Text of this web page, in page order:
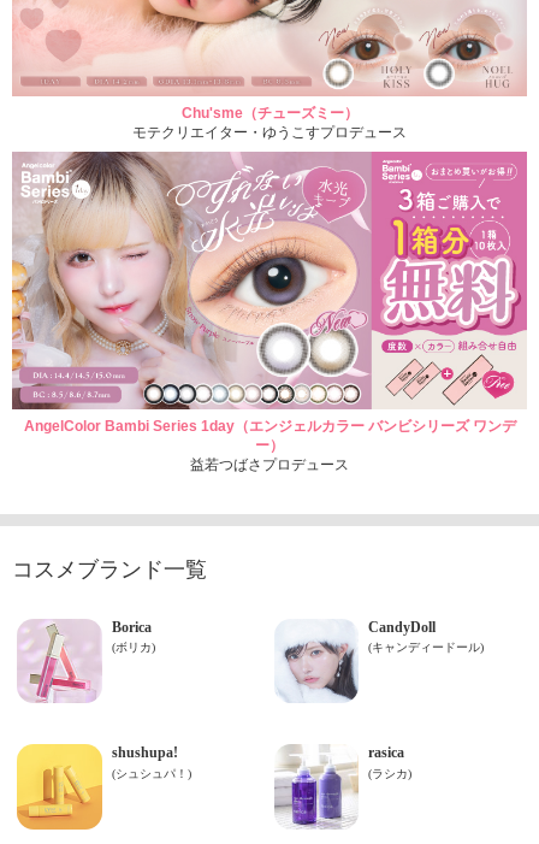
Chu'sme（チューズミー）
モテクリエイター・ゆうこすプロデュース
AngelColor Bambi Series 1day（エンジェルカラー バンビシリーズ ワンデ
ー）
益若つばさプロデュース
コスメブランド一覧